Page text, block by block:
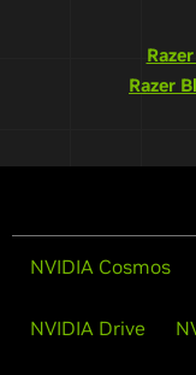
Razer
NVIDIA Cosmos
NVIDIA Drive